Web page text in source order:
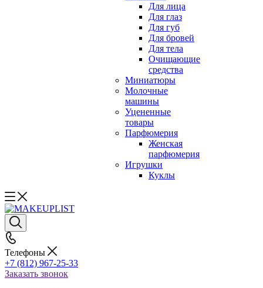
Для лица
Для глаз
Для губ
Для бровей
Для тела
Очищающие
средства
Миниатюры
Молочные
машины
Уцененные
товары
Парфюмерия
Женская
парфюмерия
Игрушки
Куклы
Телефоны
+7 (812) 967-25-33
Заказать звонок